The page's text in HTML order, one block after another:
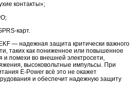
контакты»;
карт.
— надежная защита критически важного
таких как пониженное или повышенное
помехи во внешней электросети,
высоковольтные импульсы. При
E-Power всё это не окажет
и обеспечит надежную защиту